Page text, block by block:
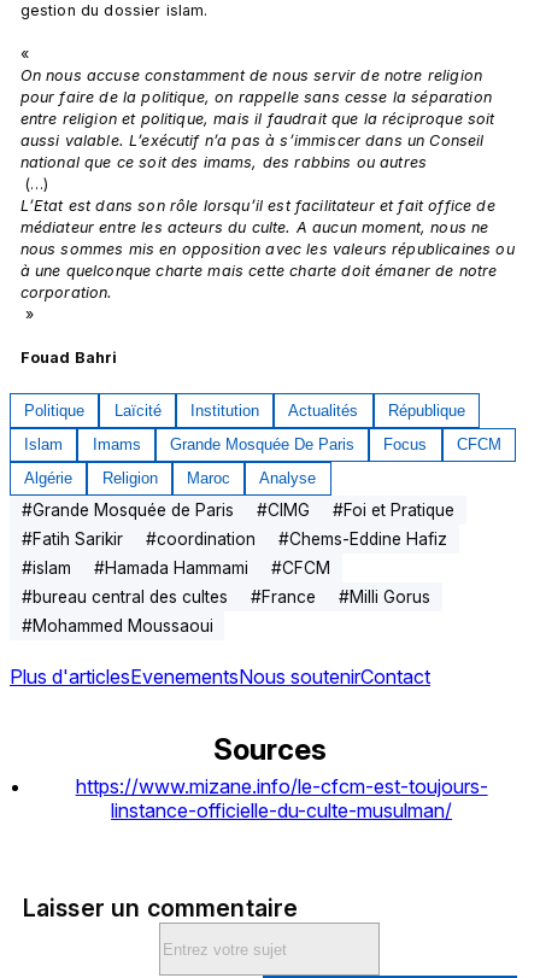
gestion du dossier islam.
«
On nous accuse constamment de nous servir de notre religion
pour faire de la politique, on rappelle sans cesse la séparation
entre religion et politique, mais il faudrait que la réciproque soit
aussi valable. L’exécutif n’a pas à s’immiscer dans un Conseil
national que ce soit des imams, des rabbins ou autres
(…)
L’Etat est dans son rôle lorsqu’il est facilitateur et fait office de
médiateur entre les acteurs du culte. A aucun moment, nous ne
nous sommes mis en opposition avec les valeurs républicaines ou
à une quelconque charte mais cette charte doit émaner de notre
corporation.
»
Fouad Bahri
Politique Laïcité Institution Actualités
République
Islam
Imams Grande Mosquée De Paris Focus
CFCM
Algérie
Religion Maroc Analyse
#Grande Mosquée de Paris #CIMG #Foi et Pratique
#Fatih Sarikir #coordination #Chems-Eddine Hafiz
#islam #Hamada Hammami #CFCM
#bureau central des cultes #France #Milli Gorus
#Mohammed Moussaoui
Plus d'articlesEvenementsNous soutenirContact
Sources
https://www.mizane.info/le-cfcm-est-toujours-
linstance-officielle-du-culte-musulman/
Laisser un commentaire